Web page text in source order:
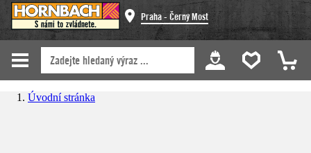
Praha - Černý Most
Úvodní stránka